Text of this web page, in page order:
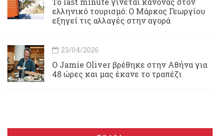
ελληνικό τουρισμό: Ο Μάρκος Γεωργίου
εξηγεί τις αλλαγές στην αγορά
23/04/2026
Ο Jamie Oliver βρέθηκε στην Αθήνα για
48 ώρες και μας έκανε το τραπέζι